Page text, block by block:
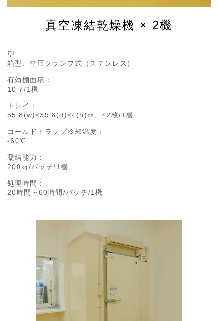
真空凍結乾燥機 × 2機
型：
箱型、空圧クランプ式（ステンレス）
有効棚面積：
10㎡/1機
トレイ：
55.8(w)×39.8(d)×4(h)㎝、42枚/1機
コールドトラップ冷却温度：
-60℃
凝結能力：
200㎏/バッチ/1機
処理時間：
20時間～60時間/バッチ/1機